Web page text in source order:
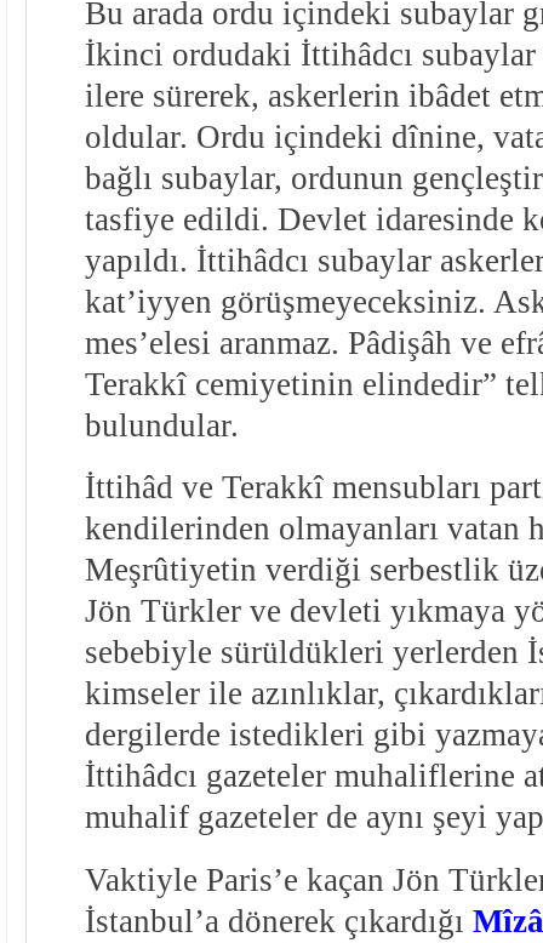
Bu arada ordu içindeki subaylar
İkinci ordudaki İttihâdcı
ilere sürerek, askerlerin ibâdet
oldular. Ordu içindeki dînine,
bağlı subaylar, ordunun
tasfiye edildi. Devlet idaresinde
yapıldı. İttihâdcı subaylar
kat’iyyen görüşmeyeceksiniz.
mes’elesi aranmaz. Pâdişâh ve
Terakkî cemiyetinin elindedir”
bulundular.
İttihâd ve Terakkî mensubları
kendilerinden olmayanları vatan
Meşrûtiyetin verdiği serbestlik
Jön Türkler ve devleti yıkmaya
sebebiyle sürüldükleri yerlerden
kimseler ile azınlıklar,
dergilerde istedikleri gibi
İttihâdcı gazeteler muhaliflerine
muhalif gazeteler de aynı şeyi
Vaktiyle Paris’e kaçan Jön
İstanbul’a dönerek çıkardığı